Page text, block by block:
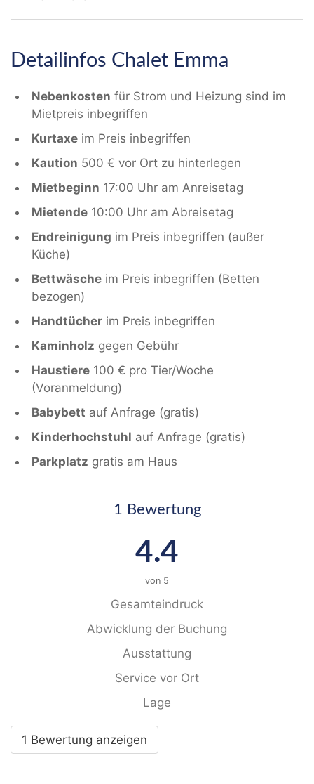
Detailinfos Chalet Emma
Nebenkosten für Strom und Heizung sind im
Mietpreis inbegriffen
Kurtaxe im Preis inbegriffen
Kaution 500 € vor Ort zu hinterlegen
Mietbeginn 17:00 Uhr am Anreisetag
Mietende 10:00 Uhr am Abreisetag
Endreinigung im Preis inbegriffen (außer
Küche)
Bettwäsche im Preis inbegriffen (Betten
bezogen)
Handtücher im Preis inbegriffen
Kaminholz gegen Gebühr
Haustiere 100 € pro Tier/Woche
(Voranmeldung)
Babybett auf Anfrage (gratis)
Kinderhochstuhl auf Anfrage (gratis)
Parkplatz gratis am Haus
1 Bewertung
4.4
von 5
Gesamteindruck
Abwicklung der Buchung
Ausstattung
Service vor Ort
Lage
1 Bewertung anzeigen